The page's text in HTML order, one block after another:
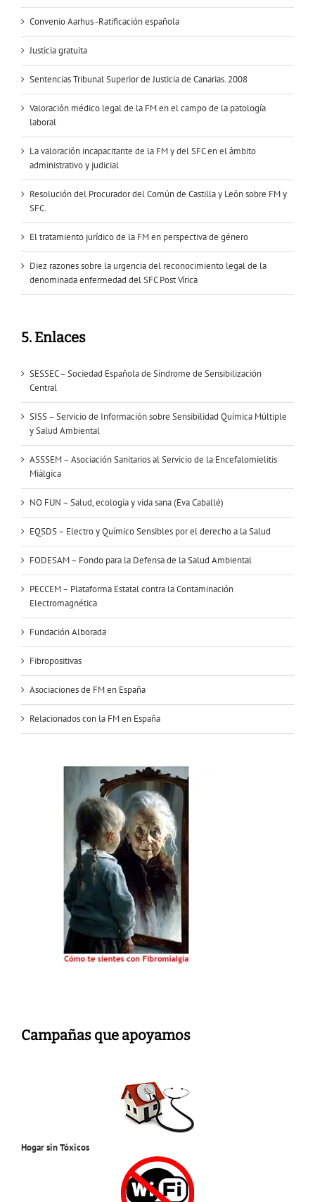
Convenio Aarhus -Ratificación española
Justicia gratuita
Sentencias Tribunal Superior de Justicia de Canarias. 2008
Valoración médico legal de la FM en el campo de la patología
laboral
La valoración incapacitante de la FM y del SFC en el ámbito
administrativo y judicial
Resolución del Procurador del Común de Castilla y León sobre FM y
SFC.
El tratamiento jurídico de la FM en perspectiva de género
Diez razones sobre la urgencia del reconocimiento legal de la
denominada enfermedad del SFC Post Vírica
5. Enlaces
SESSEC – Sociedad Española de Síndrome de Sensibilización
Central
SISS – Servicio de Información sobre Sensibilidad Química Múltiple
y Salud Ambiental
ASSSEM – Asociación Sanitarios al Servicio de la Encefalomielitis
Miálgica
NO FUN – Salud, ecología y vida sana (Eva Caballé)
EQSDS – Electro y Químico Sensibles por el derecho a la Salud
FODESAM – Fondo para la Defensa de la Salud Ambiental
PECCEM – Plataforma Estatal contra la Contaminación
Electromagnética
Fundación Alborada
Fibropositivas
Asociaciones de FM en España
Relacionados con la FM en España
Campañas que apoyamos
Hogar sin Tóxicos